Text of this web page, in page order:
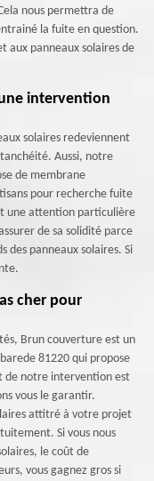
nous permettra de
la fuite en question.
aux panneaux solaires de
intervention
solaires redeviennent
Aussi, notre
de membrane
pour recherche fuite
une attention particulière
de sa solidité parce
des panneaux solaires. Si
cher pour
Brun couverture est un
81220 qui propose
de notre intervention est
vous le garantir.
attitré à votre projet
Si vous nous
le coût de
vous gagnez gros si